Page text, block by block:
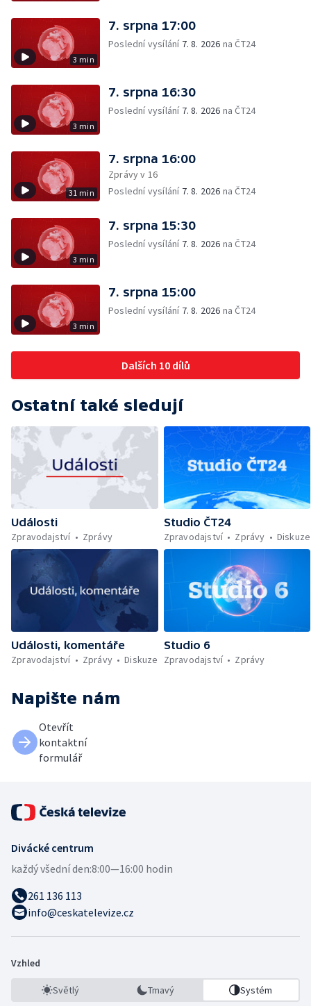
3 min
7. srpna 17:00
Poslední vysílání 7. 8. 2026 na ČT24
3 min
7. srpna 16:30
Poslední vysílání 7. 8. 2026 na ČT24
31 min
7. srpna 16:00
Zprávy v 16
Poslední vysílání 7. 8. 2026 na ČT24
3 min
7. srpna 15:30
Poslední vysílání 7. 8. 2026 na ČT24
3 min
7. srpna 15:00
Poslední vysílání 7. 8. 2026 na ČT24
Dalších 10 dílů
Ostatní také sledují
Události
Zpravodajství
Zprávy
Studio ČT24
Zpravodajství
Zprávy Diskuze
Události, komentáře
Zpravodajství
Zprávy Diskuze
Studio 6
Zpravodajství
Zprávy
Napište nám
Otevřít
kontaktní
formulář
Divácké centrum
každý všední den:8:00—16:00 hodin
261 136 113
info@ceskatelevize.cz
Vzhled
Světlý Tmavý Systém